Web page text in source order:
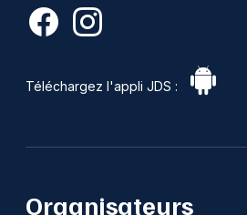
Téléchargez l'appli JDS :
Organisateurs